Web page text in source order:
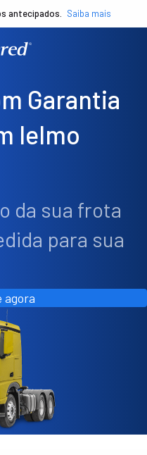
antecipados. Saiba mais
Garantia
Ielmo
da sua frota
para sua
agora